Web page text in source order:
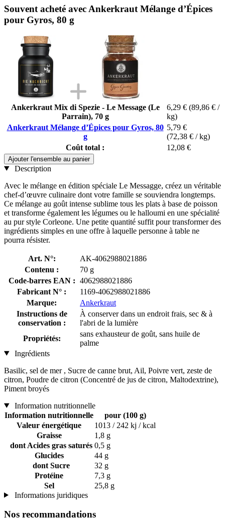
Souvent acheté avec Ankerkraut Mélange d’Épices
pour Gyros, 80 g
Ankerkraut Mix di Spezie - Le Message (Le
Parrain), 70 g
6,29 € (89,86 € /
kg)
Ankerkraut Mélange d’Épices pour Gyros, 80
g
5,79 €
(72,38 € / kg)
Coût total :
12,08 €
Ajouter l'ensemble au panier
Description
Avec le mélange en édition spéciale Le Messagge, créez un véritable
chef-d’œuvre culinaire dont votre famille se souviendra longtemps.
Ce mélange au goût intense sublime tous les plats à base de poisson
et transforme également les légumes ou le halloumi en une spécialité
au pur style Corleone. Une petite quantité suffit pour transformer des
ingrédients simples en une offre à laquelle personne à table ne
pourra résister.
Art. N°:
AK-4062988021886
Contenu :
70 g
Code-barres EAN : 4062988021886
Fabricant N° :
1169-4062988021886
Marque:
Ankerkraut
Instructions de
conservation :
À conserver dans un endroit frais, sec & à
l'abri de la lumière
Propriétés:
sans exhausteur de goût, sans huile de
palme
Ingrédients
Basilic, sel de mer , Sucre de canne brut, Ail, Poivre vert, zeste de
citron, Poudre de citron (Concentré de jus de citron, Maltodextrine),
Piment broyés
Information nutritionnelle
Information nutritionnelle
pour (100 g)
Valeur énergétique
1013 / 242 kj / kcal
Graisse
1,8 g
dont Acides gras saturés 0,5 g
Glucides
44 g
dont Sucre
32 g
Protéine
7,3 g
Sel
25,8 g
Informations juridiques
Nos recommandations